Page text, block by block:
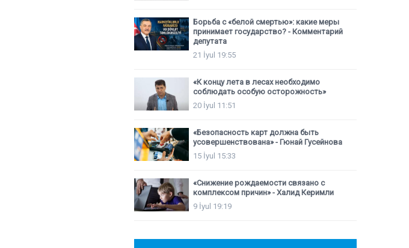
Борьба с «белой смертью»: какие меры
принимает государство? - Комментарий
депутата
21 İyul 19:55
«К концу лета в лесах необходимо
соблюдать особую осторожность»
20 İyul 11:51
«Безопасность карт должна быть
усовершенствована» - Гюнай Гусейнова
15 İyul 15:33
«Снижение рождаемости связано с
комплексом причин» - Халид Керимли
9 İyul 19:19